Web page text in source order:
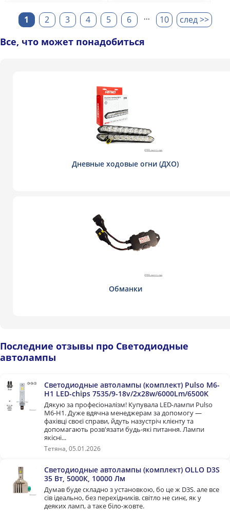
1 2 3 4 5 6 ... 10 след >>
Все, что может понадобиться
Дневные ходовые огни (ДХО)
Обманки
Последние отзывы про Светодиодные
автолампы
Светодиодные автолампы (комплект) Pulso M6-
H1 LED-chips 7535/9-18v/2x28w/6000Lm/6500K
Дякую за професіоналізм! Купувала LED-лампи Pulso
M6-H1. Дуже вдячна менеджерам за допомогу —
фахівці своєї справи, йдуть назустріч клієнту та
допомагають розв'язати будь-які питання. Лампи
якісні...
Тетяна, 05.01.2026
Светодиодные автолампы (комплект) OLLO D3S
35 Вт, 5000К, 10000 Лм
Думав буде складно з установкою, бо це ж D3S. але все
сів ідеально, без перехідників. світло не синє, як у
деяких ламп, а таке біло-жовте.